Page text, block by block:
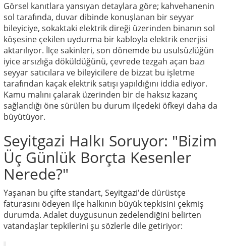
Görsel kanıtlara yansıyan detaylara göre; kahvehanenin
sol tarafında, duvar dibinde konuşlanan bir seyyar
bileyiciye, sokaktaki elektrik direği üzerinden binanın sol
köşesine çekilen uydurma bir kabloyla elektrik enerjisi
aktarılıyor. İlçe sakinleri, son dönemde bu usulsüzlüğün
iyice arsızlığa döküldüğünü, çevrede tezgah açan bazı
seyyar satıcılara ve bileyicilere de bizzat bu işletme
tarafından kaçak elektrik satışı yapıldığını iddia ediyor.
Kamu malını çalarak üzerinden bir de haksız kazanç
sağlandığı öne sürülen bu durum ilçedeki öfkeyi daha da
büyütüyor.
Seyitgazi Halkı Soruyor: "Bizim
Üç Günlük Borçta Kesenler
Nerede?"
Yaşanan bu çifte standart, Seyitgazi'de dürüstçe
faturasını ödeyen ilçe halkının büyük tepkisini çekmiş
durumda. Adalet duygusunun zedelendiğini belirten
vatandaşlar tepkilerini şu sözlerle dile getiriyor: